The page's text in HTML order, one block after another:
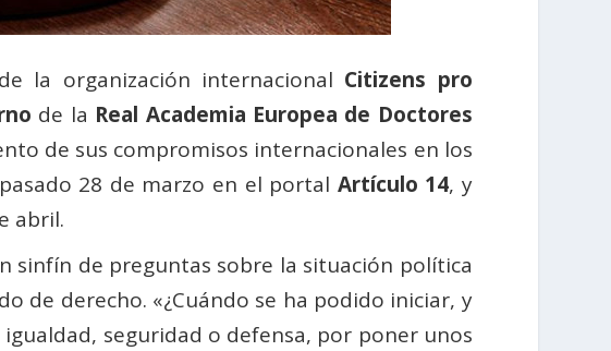
la organización internacional Citizens pro
de la Real Academia Europea de Doctores
de sus compromisos internacionales en los
28 de marzo en el portal Artículo 14, y
abril.
sinfín de preguntas sobre la situación política
de derecho. «¿Cuándo se ha podido iniciar, y
seguridad o defensa, por poner unos